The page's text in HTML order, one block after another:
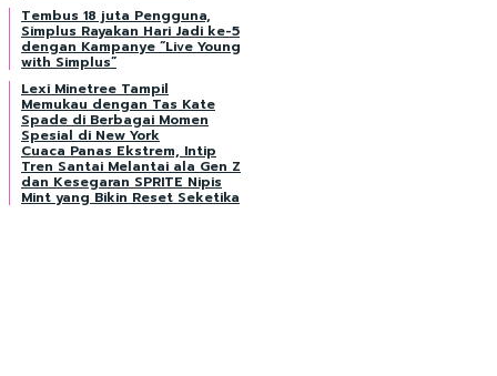
Tembus 18 juta Pengguna,
Simplus Rayakan Hari Jadi ke-5
dengan Kampanye “Live Young
with Simplus”
Lexi Minetree Tampil
Memukau dengan Tas Kate
Spade di Berbagai Momen
Spesial di New York
Cuaca Panas Ekstrem, Intip
Tren Santai Melantai ala Gen Z
dan Kesegaran SPRITE Nipis
Mint yang Bikin Reset Seketika